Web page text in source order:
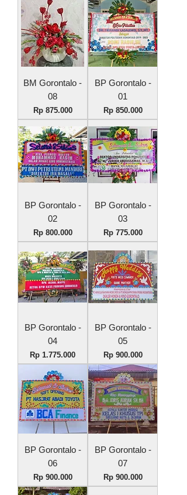
BM Gorontalo -
08
Harga
Rp 875.000
BP Gorontalo -
01
Harga
Rp 850.000
BP Gorontalo -
02
Harga
Rp 800.000
BP Gorontalo -
03
Harga
Rp 775.000
BP Gorontalo -
04
Harga
Rp 1.775.000
BP Gorontalo -
05
Harga
Rp 900.000
BP Gorontalo -
06
Harga
Rp 900.000
BP Gorontalo -
07
Harga
Rp 900.000